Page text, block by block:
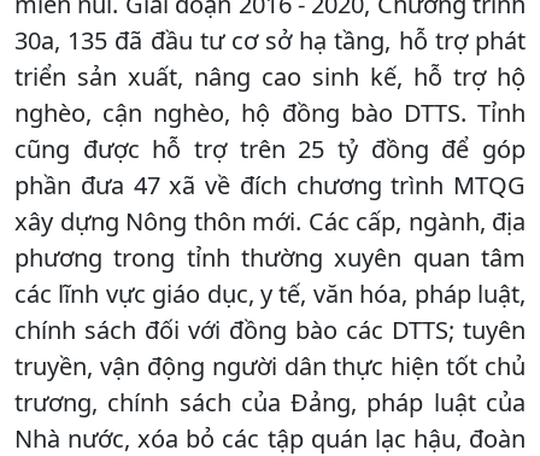
30a, 135 đã đầu tư cơ sở hạ tầng, hỗ trợ phát
triển sản xuất, nâng cao sinh kế, hỗ trợ hộ
nghèo, cận nghèo, hộ đồng bào DTTS. Tỉnh
cũng được hỗ trợ trên 25 tỷ đồng để góp
phần đưa 47 xã về đích chương trình MTQG
xây dựng Nông thôn mới. Các cấp, ngành, địa
phương trong tỉnh thường xuyên quan tâm
các lĩnh vực giáo dục, y tế, văn hóa, pháp luật,
chính sách đối với đồng bào các DTTS; tuyên
truyền, vận động người dân thực hiện tốt chủ
trương, chính sách của Đảng, pháp luật của
Nhà nước, xóa bỏ các tập quán lạc hậu, đoàn